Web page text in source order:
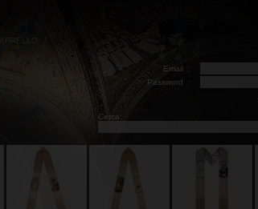
Email :
Password
:
Cerca: